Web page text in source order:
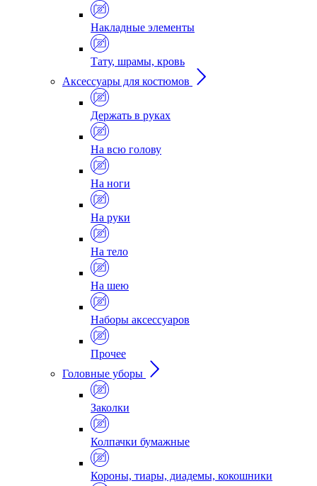
Накладные элементы
Тату, шрамы, кровь
Аксессуары для костюмов
Держать в руках
На всю голову
На ноги
На руки
На тело
На шею
Наборы аксессуаров
Прочее
Головные уборы
Заколки
Колпачки бумажные
Короны, тиары, диадемы, кокошники